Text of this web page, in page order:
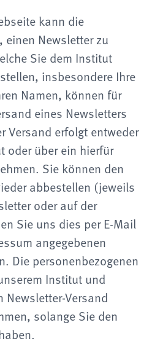
kann die
Newsletter zu
Sie dem Institut
insbesondere Ihre
Namen, können für
eines Newsletters
Versand erfolgt entweder
oder über ein hierfür
Sie können den
abbestellen (jeweils
oder auf der
Sie uns dies per E-Mail
angegebenen
Die personenbezogenen
Institut und
Versand
solange Sie den